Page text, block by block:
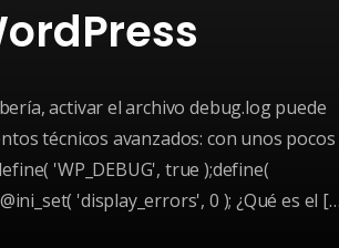
activar el archivo debug.log puede
técnicos avanzados: con unos pocos
'WP_DEBUG', true );define(
'display_errors', 0 ); ¿Qué es el